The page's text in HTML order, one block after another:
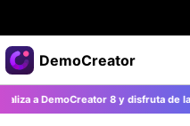
Productos destacados
Creatividad digital con AIGC
Utilidades
Empresas
DemoCreator
Productos
a DemoCreator 8 y disfruta de las